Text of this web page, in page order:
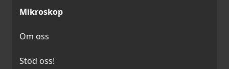
Mikroskop
Om oss
Stöd oss!